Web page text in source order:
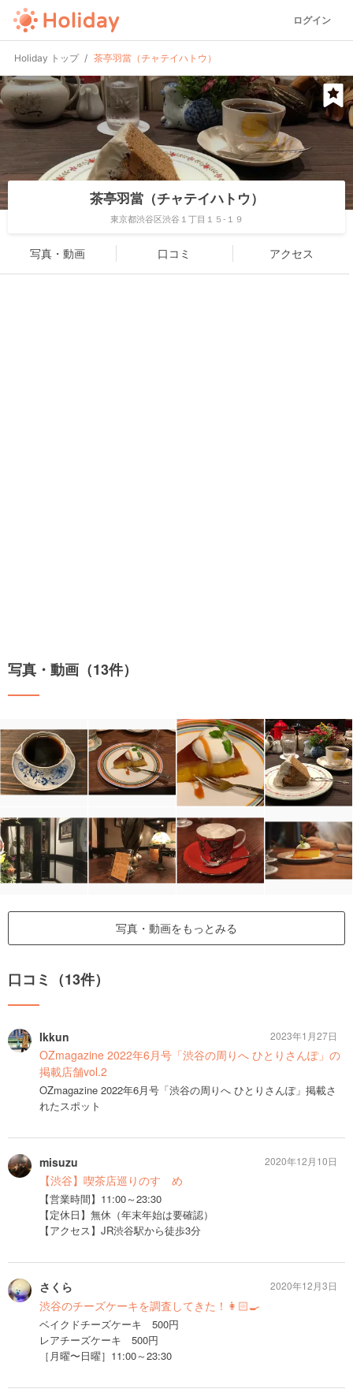
ログイン
Holiday トップ 茶亭羽當（チャテイハトウ）
茶亭羽當（チャテイハトウ）
東京都渋谷区渋谷１丁目１５-１９
写真・動画 口コミ アクセス
写真・動画（13件）
写真・動画をもっとみる
口コミ（13件）
Ikkun
OZmagazine 2022年6月号「渋谷の周りへ ひとりさんぽ」の
掲載店舗vol.2
OZmagazine 2022年6月号「渋谷の周りへ ひとりさんぽ」掲載さ
れたスポット
2023年1月27日
misuzu
【渋谷】喫茶店巡りのすゝめ
【営業時間】11:00～23:30
【定休日】無休（年末年始は要確認）
【アクセス】JR渋谷駅から徒歩3分
2020年12月10日
さくら
渋谷のチーズケーキを調査してきた！👩🏻‍🍳
ベイクドチーズケーキ 500円
レアチーズケーキ 500円
［月曜〜日曜］11:00～23:30
2020年12月3日